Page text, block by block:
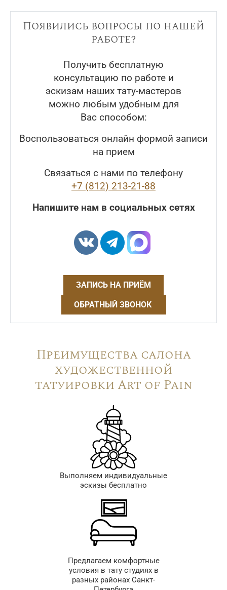
Появились вопросы по нашей
работе?
Получить бесплатную
консультацию по работе и
эскизам наших тату-мастеров
можно любым удобным для
Вас способом:
Воспользоваться онлайн формой записи
на прием
Связаться с нами по телефону
+7 (812) 213-21-88
Напишите нам в социальных сетях
ЗАПИСЬ НА ПРИЁМ
ОБРАТНЫЙ ЗВОНОК
Преимущества салона
художественной
татуировки Art of Pain
Выполняем индивидуальные
эскизы бесплатно
Предлагаем комфортные
условия в тату студиях в
разных районах Санкт-